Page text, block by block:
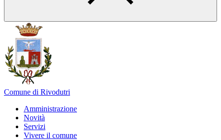
Comune di Rivodutri
Amministrazione
Novità
Servizi
Vivere il comune